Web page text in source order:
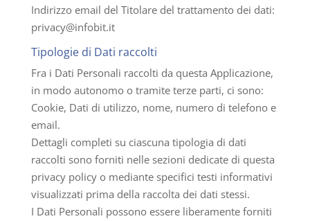
Indirizzo email del Titolare del trattamento dei dati:
privacy@infobit.it
Tipologie di Dati raccolti
Fra i Dati Personali raccolti da questa Applicazione,
in modo autonomo o tramite terze parti, ci sono:
Cookie, Dati di utilizzo, nome, numero di telefono e
email.
Dettagli completi su ciascuna tipologia di dati
raccolti sono forniti nelle sezioni dedicate di questa
privacy policy o mediante specifici testi informativi
visualizzati prima della raccolta dei dati stessi.
I Dati Personali possono essere liberamente forniti